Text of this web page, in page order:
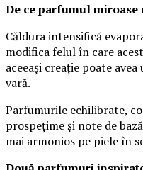
De ce parfumul miroase
Căldura intensifică
modifica felul în care
aceeași creație poate
vară.
Parfumurile echilibrate,
prospețime și note de
mai armonios pe piele în